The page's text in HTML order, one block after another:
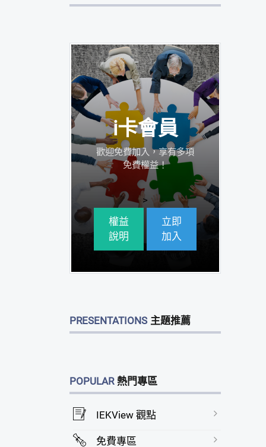
i卡會員
歡迎免費加入，享有多項
免費權益！
>
權益
說明
立即
加入
PRESENTATIONS 主題推薦
POPULAR 熱門專區
IEKView 觀點
免費專區